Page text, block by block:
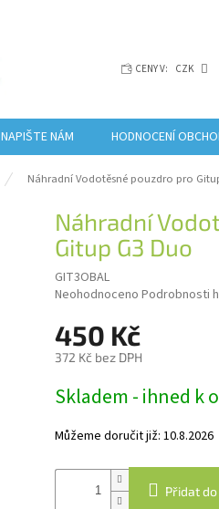
CENY V: CZK
NAPIŠTE NÁM HODNOCENÍ
Náhradní Vodotěsné pouzdro pro
Náhradní
Gitup G3 Duo
GIT3OBAL
Průměrné
produktu
je
0,0
5
Neohodnoceno Podrobnosti
450 Kč
372 Kč bez DPH
cena:
Skladem - ihned k
Můžeme doručit již: 10.8.2026
Přidat